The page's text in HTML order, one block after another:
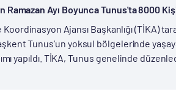
Ramazan Ayı Boyunca Tunus'ta 8000
Ajansı Başkanlığı (TİKA)
Tunus’un yoksul bölgelerinde
yapıldı. TİKA, Tunus genelinde